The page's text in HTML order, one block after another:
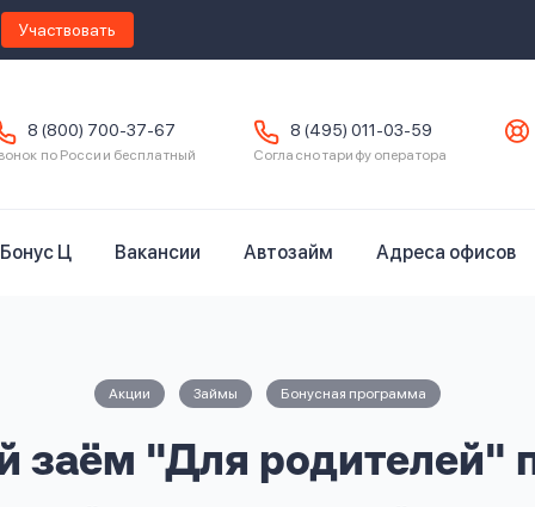
Участвовать
8 (800) 700-37-67
по России бесплатный
8 (495) 011-03-59
Согласно тарифу оператора
Бонус Ц Вакансии Автозайм Адреса офисов
Акции Займы Бонусная программа
заём "Для родителей"